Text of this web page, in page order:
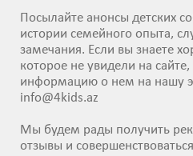
Посылайте анонсы детских
истории семейного опыта,
замечания. Если вы знаете
которое не увидели на
информацию о нем на нашу
info@4kids.az
Мы будем рады получить
отзывы и